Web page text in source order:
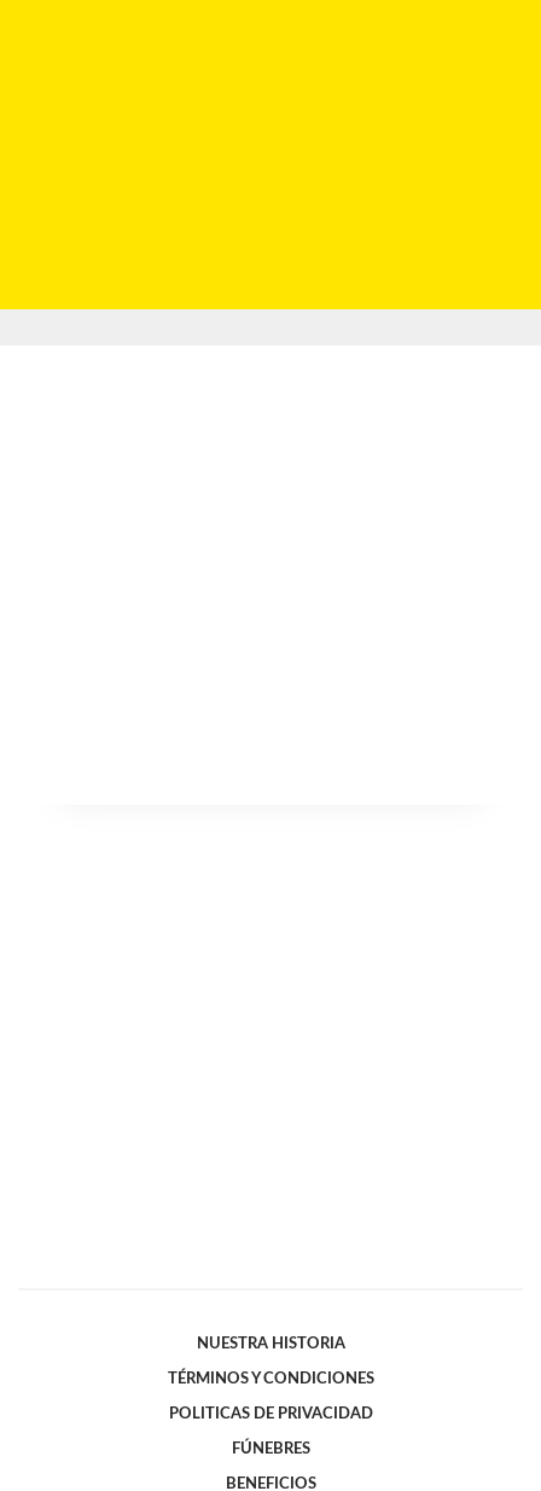
NUESTRA HISTORIA
TÉRMINOS Y CONDICIONES
POLITICAS DE PRIVACIDAD
FÚNEBRES
BENEFICIOS